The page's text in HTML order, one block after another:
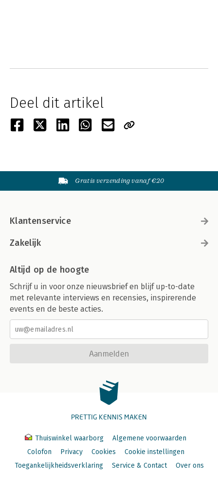
Deel dit artikel
Gratis verzending vanaf €20
Klantenservice
Zakelijk
Altijd op de hoogte
Schrijf u in voor onze nieuwsbrief en blijf up-to-date
met relevante interviews en recensies, inspirerende
events en de beste acties.
Aanmelden
PRETTIG KENNIS MAKEN
Thuiswinkel waarborg
Algemene voorwaarden
Colofon
Privacy Cookies
Cookie instellingen
Toegankelijkheidsverklaring
Service & Contact Over ons